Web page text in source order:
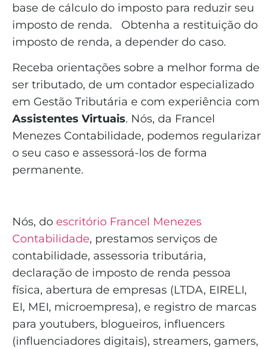
base de cálculo do imposto para reduzir seu
imposto de renda. Obtenha a restituição do
imposto de renda, a depender do caso.
Receba orientações sobre a melhor forma de
ser tributado, de um contador especializado
em Gestão Tributária e com experiência com
Assistentes Virtuais. Nós, da Francel
Menezes Contabilidade, podemos regularizar
o seu caso e assessorá-los de forma
permanente.
Nós, do escritório Francel Menezes
Contabilidade, prestamos serviços de
contabilidade, assessoria tributária,
declaração de imposto de renda pessoa
física, abertura de empresas (LTDA, EIRELI,
EI, MEI, microempresa), e registro de marcas
para youtubers, blogueiros, influencers
(influenciadores digitais), streamers, gamers,